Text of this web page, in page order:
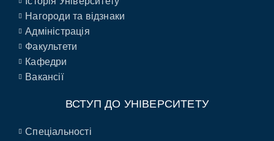
Нагороди та відзнаки
Адміністрація
Факультети
Кафедри
Вакансії
ВСТУП ДО УНІВЕРСИТЕТУ
Спеціальності